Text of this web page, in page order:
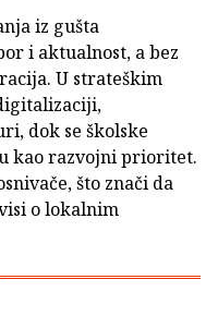
iz gušta
i aktualnost, a bez
U strateškim
dok se školske
kao razvojni prioritet.
što znači da
o lokalnim